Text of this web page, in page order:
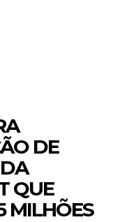
DE
QUE
MILHÕES